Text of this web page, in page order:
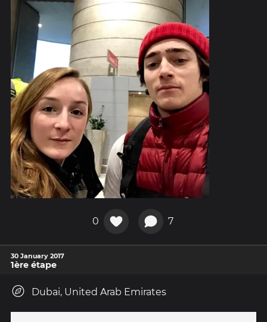
0 7
30 January 2017
1ère étape
Dubai, United Arab Emirates